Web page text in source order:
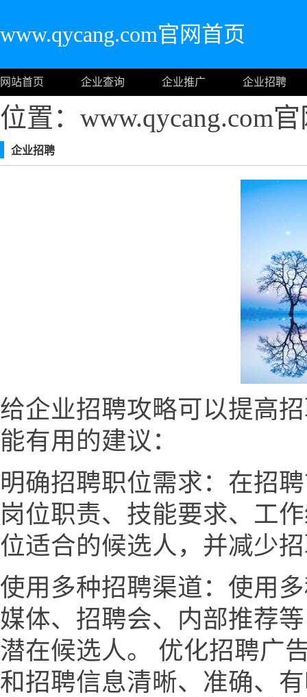
www.qycang.com官网首页
网站首页 企业查询 企业推广 企业招聘
位置：www.qycang.com
企业招聘
给企业招聘攻略可以提高
能有用的建议：
明确招聘职位需求：在招
岗位职责、技能要求、工
位适合的候选人，并减少
使用多种招聘渠道：使用
媒体、招聘会、内部推荐
潜在候选人。 优化招聘广
和招聘信息清晰、准确、